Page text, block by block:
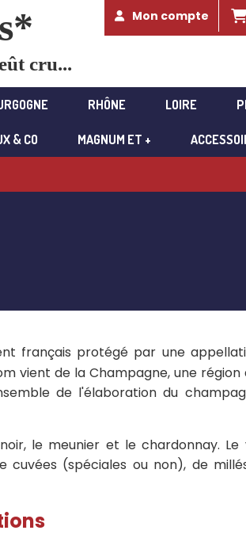
cru...
Mon compte
RHÔNE LOIRE
& CO MAGNUM ET +
français protégé par une
vient de la Champagne, une
de l'élaboration du
le meunier et le chardonnay. Le
cuvées (spéciales ou non), de